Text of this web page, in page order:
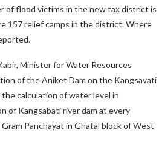
of flood victims in the new tax district is
157 relief camps in the district. Where
Minister for Water Resources
of the Aniket Dam on the Kangsavati
calculation of water level in
of Kangsabati river dam at every
Panchayat in Ghatal block of West